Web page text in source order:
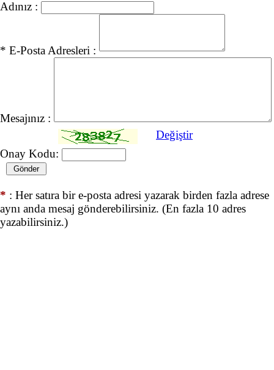
Adınız :
* E-Posta Adresleri :
Mesajınız :
Değiştir
Onay Kodu:
* : Her satıra bir e-posta adresi yazarak birden fazla adrese
aynı anda mesaj gönderebilirsiniz. (En fazla 10 adres
yazabilirsiniz.)